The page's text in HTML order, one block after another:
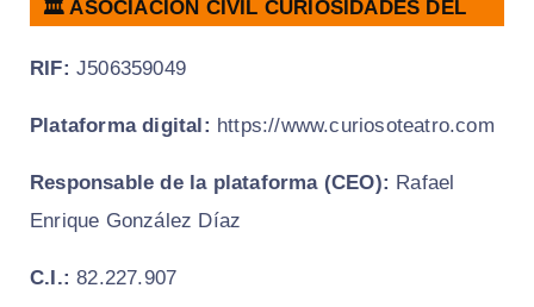
🏛️ ASOCIACIÓN CIVIL CURIOSIDADES DEL
RIF: J506359049
Plataforma digital: https://www.curiosoteatro.com
Responsable de la plataforma (CEO): Rafael
Enrique González Díaz
C.I.: 82.227.907